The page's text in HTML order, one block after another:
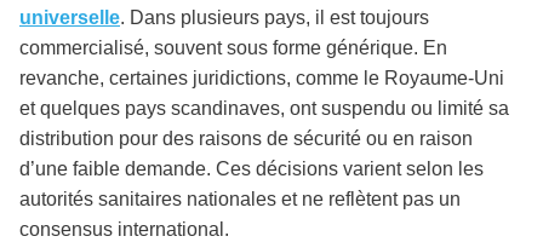
universelle. Dans plusieurs pays, il est toujours
commercialisé, souvent sous forme générique. En
revanche, certaines juridictions, comme le Royaume-Uni
et quelques pays scandinaves, ont suspendu ou limité sa
distribution pour des raisons de sécurité ou en raison
d’une faible demande. Ces décisions varient selon les
autorités sanitaires nationales et ne reflètent pas un
consensus international.